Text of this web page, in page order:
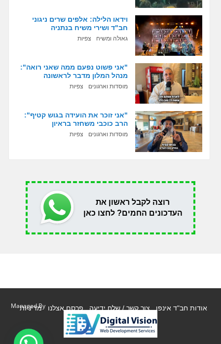
וידאו הלילה: אלפים שרים ניגוני
חב"ד ושירי משיח בנתניה
גאולה ומשיח צפיות
"אני פשוט נפעם ממה שאני רואה":
מנהל המלון מדבר לראשונה
מוסדות וארגונים צפיות
"אני זוכר את הועידה בגוש קטיף":
הרב כוכבי משחזר בראיון
מוסדות וארגונים צפיות
רוצה לקבל ראשון את
העדכונים החמים? לחצו כאן
אודות חב"ד אינפו צור קשר / שלח ידיעה פרסם אצלנו מדיניות
Managed By